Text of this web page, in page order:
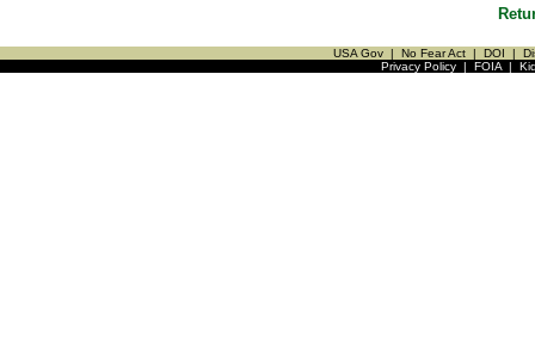
USA Gov | No Fear Act | DOI |
Privacy Policy| FOIA|